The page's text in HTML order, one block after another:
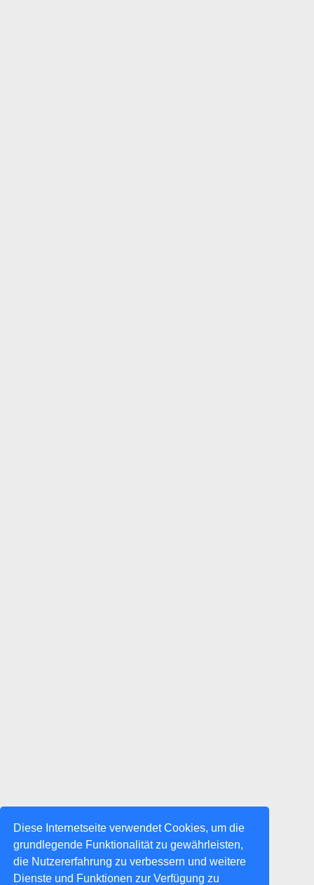
Diese Internetseite verwendet Cookies, um die
grundlegende Funktionalität zu gewährleisten,
die Nutzererfahrung zu verbessern und weitere
Dienste und Funktionen zur Verfügung zu